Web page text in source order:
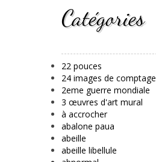
Catégories
22 pouces
24 images de comptage
2eme guerre mondiale
3 œuvres d'art mural
à accrocher
abalone paua
abeille
abeille libellule